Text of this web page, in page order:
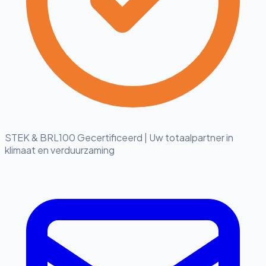
STEK & BRL100 Gecertificeerd
Uw totaalpartner in
klimaat en verduurzaming